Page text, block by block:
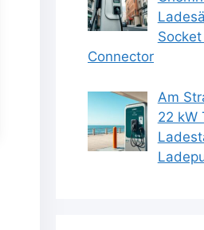
Connector
Am
22 kW